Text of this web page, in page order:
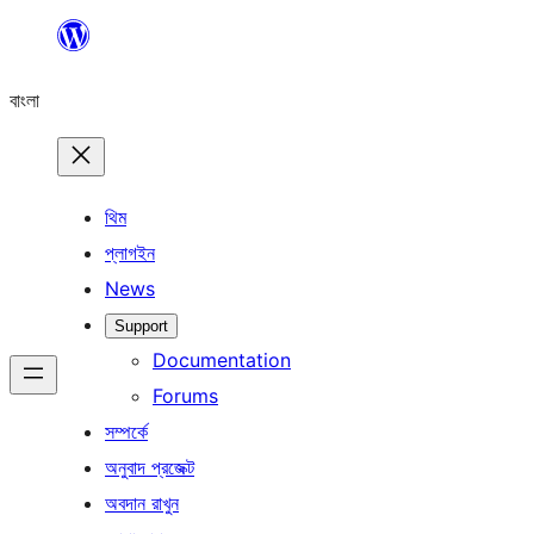
যান
বাংলা
থিম
প্লাগইন
News
Support
Documentation
Forums
সম্পর্কে
অনুবাদ প্রজেক্ট
অবদান রাখুন